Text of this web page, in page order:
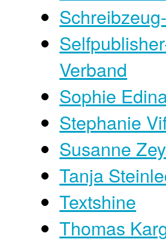
Verband
Sophie
Stephanie
Susanne
Tanja
Textshine
Thomas